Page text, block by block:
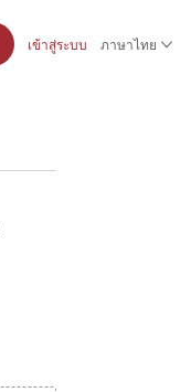
เข้าสู่ระบบ ภาษาไทย